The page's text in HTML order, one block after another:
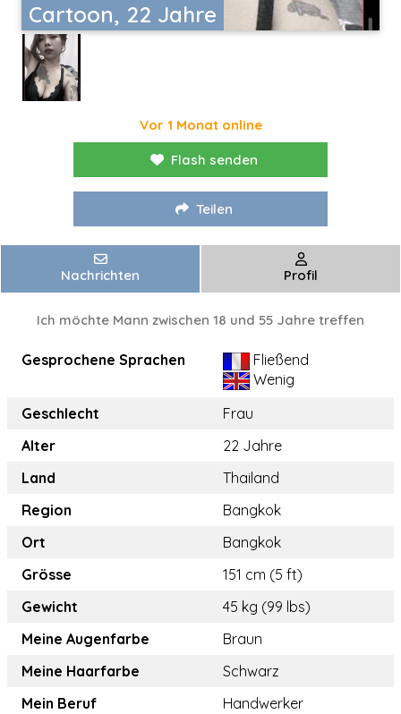
Cartoon, 22 Jahre
Vor 1 Monat online
Flash senden
Teilen
Nachrichten Profil
Ich möchte Mann zwischen 18 und 55 Jahre treffen
Gesprochene Sprachen
Fließend
Wenig
Geschlecht
Frau
Alter
22 Jahre
Land
Thailand
Region
Bangkok
Ort
Bangkok
Grösse
151 cm (5 ft)
Gewicht
45 kg (99 lbs)
Meine Augenfarbe
Braun
Meine Haarfarbe
Schwarz
Mein Beruf
Handwerker